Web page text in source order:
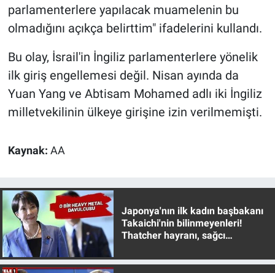
parlamenterlere yapılacak muamelenin bu
olmadığını açıkça belirttim" ifadelerini kullandı.
Bu olay, İsrail'in İngiliz parlamenterlere yönelik
ilk giriş engellemesi değil. Nisan ayında da
Yuan Yang ve Abtisam Mohamed adlı iki İngiliz
milletvekilinin ülkeye girişine izin verilmemişti.
Kaynak: AA
Japonya'nın ilk kadın başbakanı
Takaichi'nin bilinmeyenleri!
Thatcher hayranı, sağcı
Yerel Yaşam